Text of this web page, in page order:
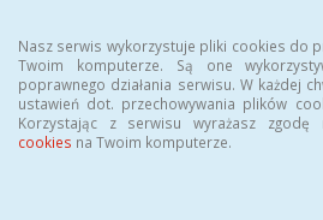
Nasz serwis wykorzystuje pliki cookies do
Twoim komputerze. Są one
poprawnego działania serwisu. W każdej
ustawień dot. przechowywania plików
Korzystając z serwisu wyrażasz zgodę
cookies na Twoim komputerze.
BIULETYN
Urzędu